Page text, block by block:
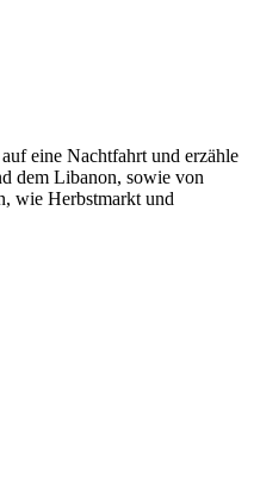
eine Nachtfahrt und erzähle
dem Libanon, sowie von
wie Herbstmarkt und